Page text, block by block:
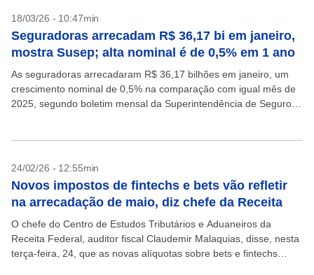
18/03/26 - 10:47min
Seguradoras arrecadam R$ 36,17 bi em janeiro,
mostra Susep; alta nominal é de 0,5% em 1 ano
As seguradoras arrecadaram R$ 36,17 bilhões em janeiro, um
crescimento nominal de 0,5% na comparação com igual mês de
2025, segundo boletim mensal da Superintendência de Seguros
24/02/26 - 12:55min
Novos impostos de fintechs e bets vão refletir
na arrecadação de maio, diz chefe da Receita
O chefe do Centro de Estudos Tributários e Aduaneiros da
Receita Federal, auditor fiscal Claudemir Malaquias, disse, nesta
terça-feira, 24, que as novas alíquotas sobre bets e fintechs